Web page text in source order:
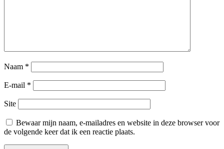
Naam *
E-mail *
Site
Bewaar mijn naam, e-mailadres en website in deze browser voor
de volgende keer dat ik een reactie plaats.